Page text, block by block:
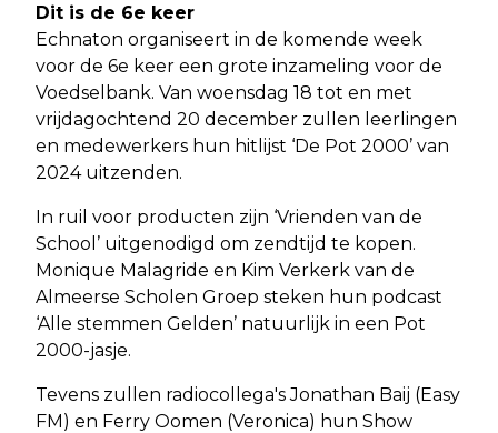
Dit is de 6e keer
Echnaton organiseert in de komende week
voor de 6e keer een grote inzameling voor de
Voedselbank. Van woensdag 18 tot en met
vrijdagochtend 20 december zullen leerlingen
en medewerkers hun hitlijst ‘De Pot 2000’ van
2024 uitzenden.
In ruil voor producten zijn ‘Vrienden van de
School’ uitgenodigd om zendtijd te kopen.
Monique Malagride en Kim Verkerk van de
Almeerse Scholen Groep steken hun podcast
‘Alle stemmen Gelden’ natuurlijk in een Pot
2000-jasje.
Tevens zullen radiocollega's Jonathan Baij (Easy
FM) en Ferry Oomen (Veronica) hun Show